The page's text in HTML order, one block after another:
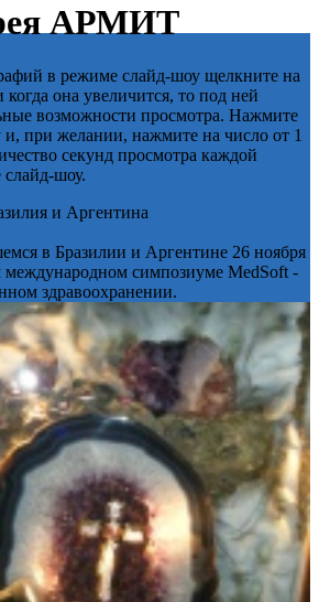
АРМИТ
в режиме слайд-шоу щелкните на
она увеличится, то под ней
возможности просмотра. Нажмите
при желании, нажмите на число от 1
секунд просмотра каждой
шоу.
и Аргентина
в Бразилии и Аргентине 26 ноября
международном симпозиуме MedSoft -
здравоохранении.